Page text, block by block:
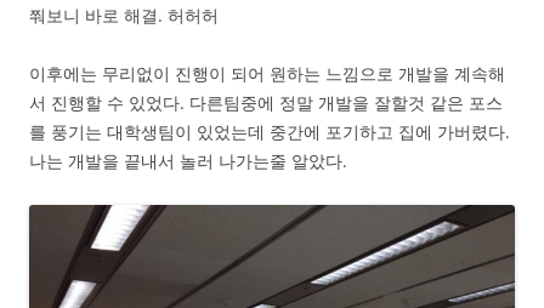
쭤보니 바로 해결. 허허허
이후에는 무리없이 진행이 되어 원하는 느낌으로 개발을 계속해
서 진행할 수 있었다. 다른팀중에 정말 개발을 잘할것 같은 포스
를 풍기는 대학생팀이 있었는데 중간에 포기하고 집에 가버렸다.
나는 개발을 끝내서 놀러 나가는줄 알았다.